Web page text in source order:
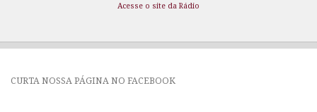
Acesse o site da Rádio
CURTA NOSSA PÁGINA NO FACEBOOK